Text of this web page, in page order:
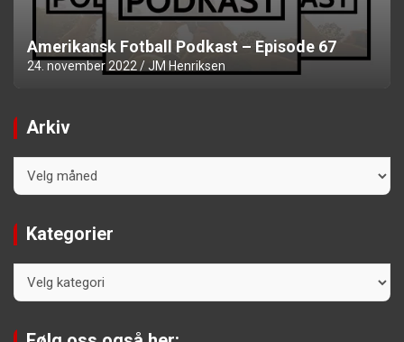
Amerikansk Fotball Podkast – Episode 67
24. november 2022 JM Henriksen
Arkiv
Kategorier